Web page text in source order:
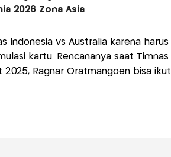
2026 Zona Asia
Indonesia vs Australia karena harus
kartu. Rencananya saat Timnas
2025, Ragnar Oratmangoen bisa ikut